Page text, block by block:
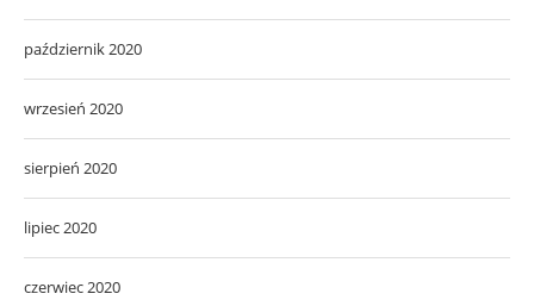
październik 2020
wrzesień 2020
sierpień 2020
lipiec 2020
czerwiec 2020